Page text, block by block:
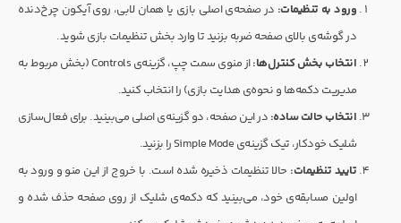
ورود به تنظیمات: در صفحه‌ی اصلی بازی یا همان لابی، روی آیکون چرخ‌دنده
در گوشه‌ی بالای صفحه ضربه بزنید تا وارد بخش تنظیمات بازی شوید.
انتخاب بخش کنترل‌ها:
از منوی سمت چپ، گزینه‌ی Controls (بخش مربوط به
مدیریت دکمه‌ها و نحوه‌ی هدایت بازی) را انتخاب کنید.
انتخاب حالت ساده: در این صفحه، دو گزینه‌ی اصلی می‌بینید. برای فعال‌سازی
شلیک خودکار، تیک گزینه‌ی Simple Mode را بزنید.
تایید تنظیمات: حالا تنظیمات ذخیره شده است. با خروج از این منو و ورود به
اولین مسابقه‌ی خود، می‌بینید که دکمه‌ی شلیک از روی صفحه حذف شده و